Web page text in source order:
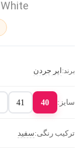
White
برند: ایر جردن
سایز: 40
41
ترکیب رنگی:سفید